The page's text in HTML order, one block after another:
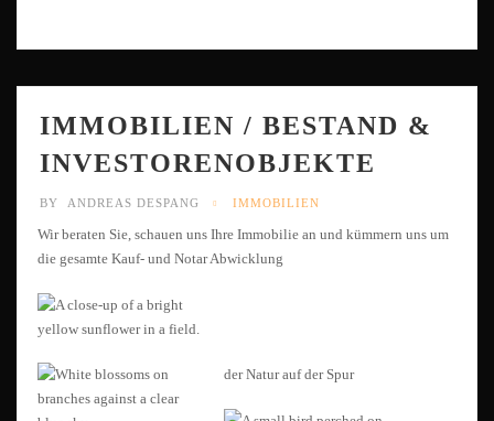
IMMOBILIEN / BESTAND &
INVESTORENOBJEKTE
BY ANDREAS DESPANG IMMOBILIEN
Wir beraten Sie, schauen uns Ihre Immobilie an und kümmern uns um
die gesamte Kauf- und Notar Abwicklung
der Natur auf der Spur